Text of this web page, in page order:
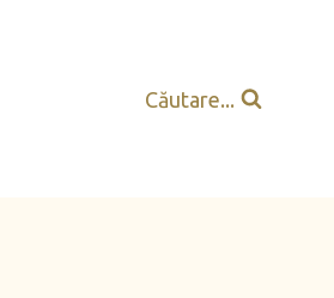
Căutare...